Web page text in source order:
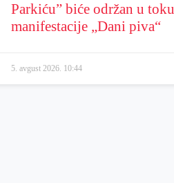
Parkiću” biće održan u
manifestacije „Dani piva“
5. avgust 2026. 10:44